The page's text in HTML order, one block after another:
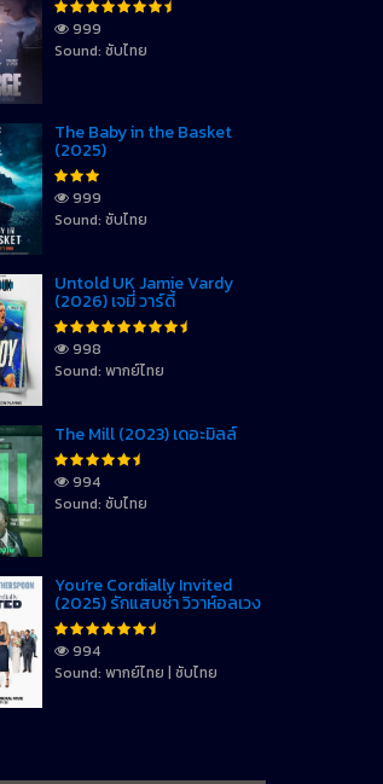
999
Sound: ซับไทย
The Baby in the Basket
(2025)
999
Sound: ซับไทย
Untold UK Jamie Vardy
(2026) เจมี่ วาร์ดี้
998
Sound: พากย์ไทย
The Mill (2023) เดอะมิลล์
994
Sound: ซับไทย
You’re Cordially Invited
(2025) รักแสบซ่า วิวาห์อลเวง
994
Sound: พากย์ไทย | ซับไทย